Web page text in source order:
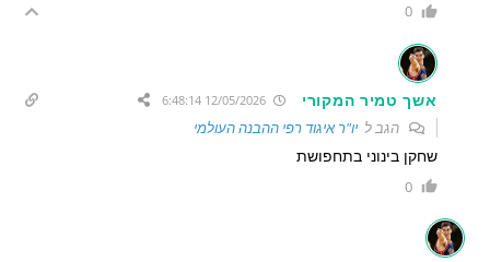
0
אשך טמיר המקורי
הגב ליו"ר איגוד רפי ההבנה העולמי
שחקן בינוני בתחפושת
0